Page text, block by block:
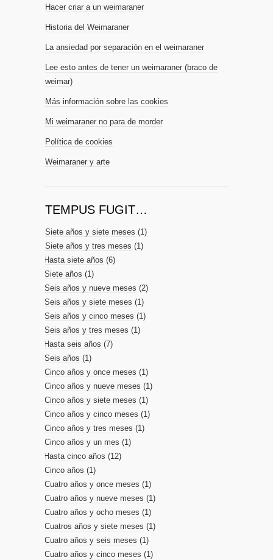
Hacer criar a un weimaraner
Historia del Weimaraner
La ansiedad por separación en el weimaraner
Lee esto antes de tener un weimaraner (braco de
weimar)
Más información sobre las cookies
Mi weimaraner no para de morder
Política de cookies
Weimaraner y arte
TEMPUS FUGIT…
Siete años y siete meses (1)
Siete años y tres meses (1)
Hasta siete años (6)
Siete años (1)
Seis años y nueve meses (2)
Seis años y siete meses (1)
Seis años y cinco meses (1)
Seis años y tres meses (1)
Hasta seis años (7)
Seis años (1)
Cinco años y once meses (1)
Cinco años y nueve meses (1)
Cinco años y siete meses (1)
Cinco años y cinco meses (1)
Cinco años y tres meses (1)
Cinco años y un mes (1)
Hasta cinco años (12)
Cinco años (1)
Cuatro años y once meses (1)
Cuatro años y nueve meses (1)
Cuatro años y ocho meses (1)
Cuatros años y siete meses (1)
Cuatro años y seis meses (1)
Cuatro años y cinco meses (1)